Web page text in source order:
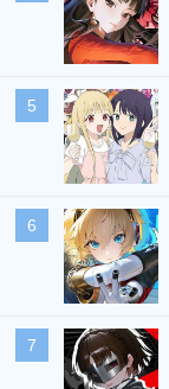
5
6
7